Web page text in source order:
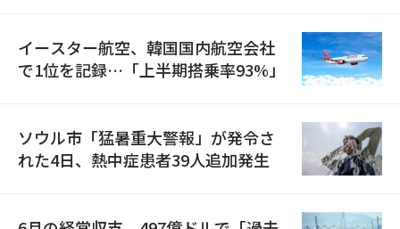
イースター航空、韓国国内航空会社
で1位を記録…「上半期搭乗率93%」
ソウル市「猛暑重大警報」が発令さ
れた4日、熱中症患者39人追加発生